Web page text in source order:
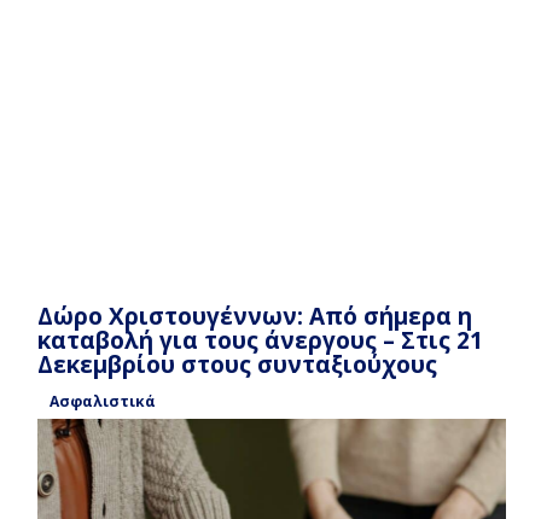
Δώρο Χριστουγέννων: Από σήμερα η
καταβολή για τους άνεργους – Στις 21
Δεκεμβρίου στους συνταξιούχους
Ασφαλιστικά